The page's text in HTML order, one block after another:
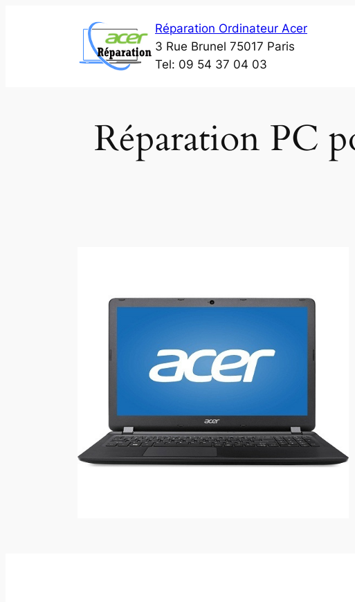
Réparation Ordinateur Acer
3 Rue Brunel 75017 Paris
Tel: 09 54 37 04 03
Réparation PC